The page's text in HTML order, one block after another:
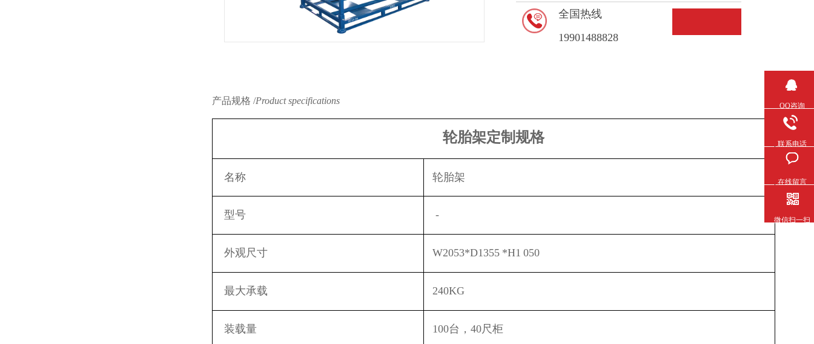
全国热线
19901488828
产品规格 /Product specifications
轮胎架定制规格
名称 轮胎架
型号 -
外观尺寸 W2053*D1355 *H1 050
最大承载 240KG
装载量 100台，40尺柜
QQ咨询
联系电话
在线留言
微信扫一扫